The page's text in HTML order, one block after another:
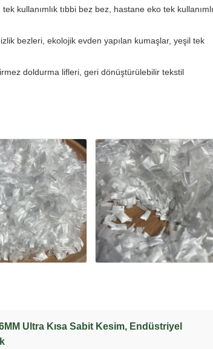
kullanımlık tıbbi bez bez, hastane eko tek
bezleri, ekolojik evden yapılan kumaşlar, yeşil tek
doldurma lifleri, geri dönüştürülebilir tekstil
Ultra Kısa Sabit Kesim, Endüstriyel